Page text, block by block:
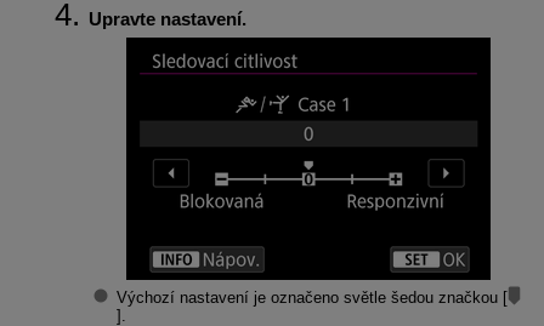
Upravte nastavení.
Výchozí nastavení je označeno světle šedou značkou [
].